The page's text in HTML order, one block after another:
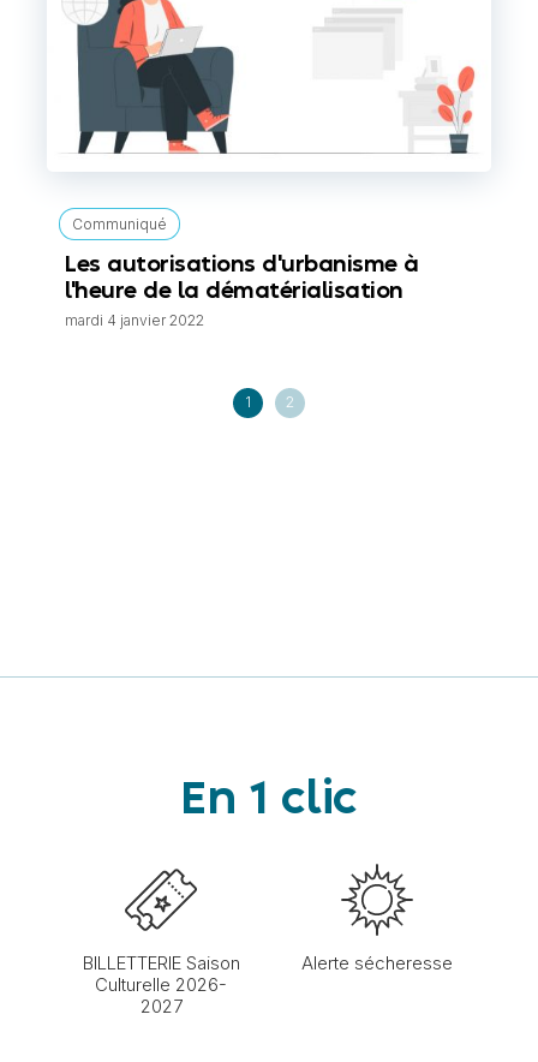
Communiqué
Les autorisations d'urbanisme à
l'heure de la dématérialisation
mardi 4 janvier 2022
1 2
En 1 clic
BILLETTERIE Saison
Culturelle 2026-
2027
Alerte sécheresse